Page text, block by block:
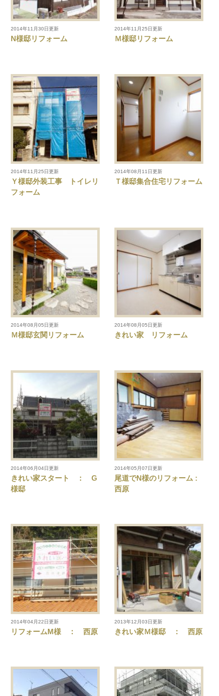
2014年11月30日更新
N様邸リフォーム
2014年11月25日更新
Ｍ様邸リフォーム
2014年11月25日更新
Ｙ様邸外装工事 トイレリ
フォーム
2014年08月11日更新
Ｔ様邸集合住宅リフォーム
2014年08月05日更新
Ｍ様邸玄関リフォーム
2014年08月05日更新
きれい家 リフォーム
2014年06月04日更新
きれい家スタート ： G
様邸
2014年05月07日更新
尾道でN様のリフォーム :
西原
2014年04月22日更新
リフォームM様 ： 西原
2013年12月03日更新
きれい家Ｍ様邸 ： 西原